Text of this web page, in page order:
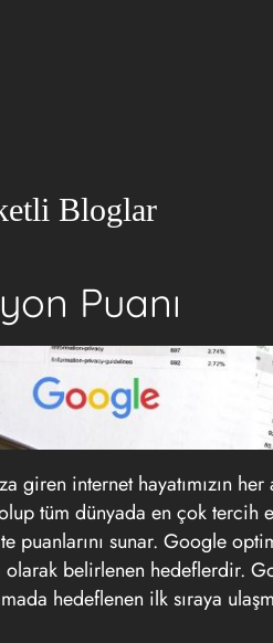
Bloglar
Puanı
giren internet hayatımızın
tüm dünyada en çok
puanlarını sunar. Google
belirlenen hedeflerdir.
hedeflenen ilk sıraya